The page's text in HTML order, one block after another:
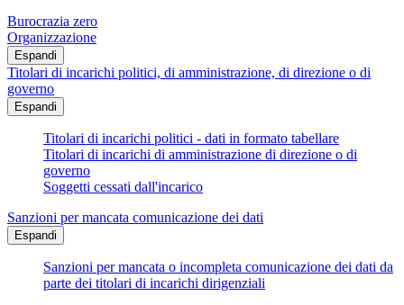
Burocrazia zero
Organizzazione
Espandi
Titolari di incarichi politici, di amministrazione, di direzione o di
governo
Espandi
Titolari di incarichi politici - dati in formato tabellare
Titolari di incarichi di amministrazione di direzione o di
governo
Soggetti cessati dall'incarico
Sanzioni per mancata comunicazione dei dati
Espandi
Sanzioni per mancata o incompleta comunicazione dei dati da
parte dei titolari di incarichi dirigenziali